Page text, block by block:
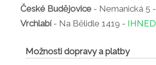
České Budějovice - Nemanická 5 -
Vrchlabí- Na Bělidle 1419 - IHNED
Možnosti dopravy a platby